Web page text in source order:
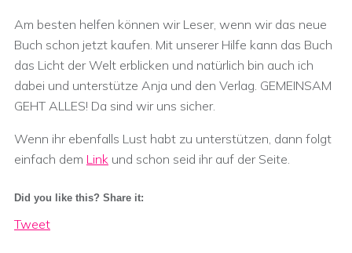
Am besten helfen können wir Leser, wenn wir das neue
Buch schon jetzt kaufen. Mit unserer Hilfe kann das Buch
das Licht der Welt erblicken und natürlich bin auch ich
dabei und unterstütze Anja und den Verlag. GEMEINSAM
GEHT ALLES! Da sind wir uns sicher.
Wenn ihr ebenfalls Lust habt zu unterstützen, dann folgt
einfach dem Link und schon seid ihr auf der Seite.
Did you like this? Share it:
Tweet